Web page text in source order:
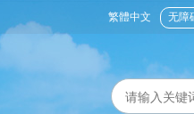
繁體中文 无障